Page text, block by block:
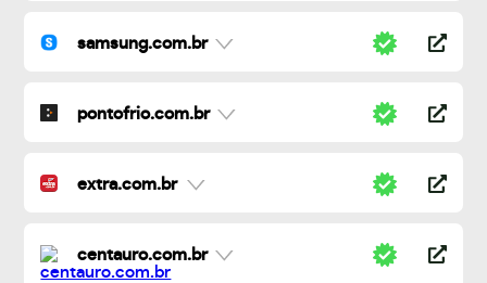
samsung.com.br
pontofrio.com.br
extra.com.br
centauro.com.br